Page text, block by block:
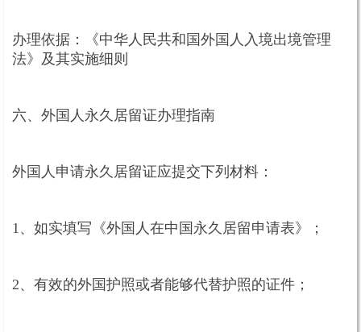
办理依据：《中华人民共和国外国人入境出境管理
法》及其实施细则
六、外国人永久居留证办理指南
外国人申请永久居留证应提交下列材料：
1、如实填写《外国人在中国永久居留申请表》；
2、有效的外国护照或者能够代替护照的证件；